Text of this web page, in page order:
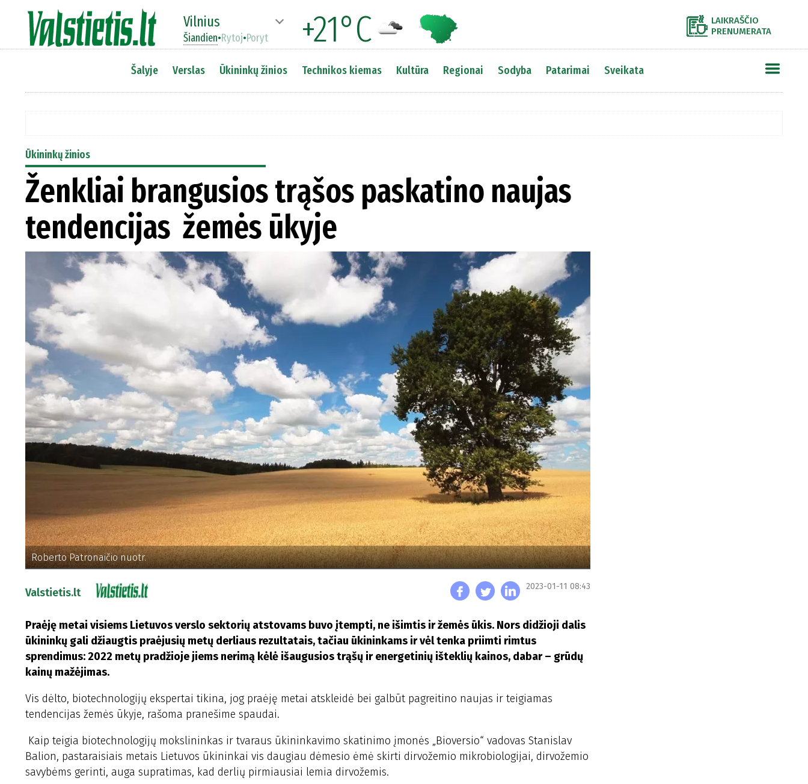
Vilnius +21°C
Šiandien•Rytoj•Poryt
LAIKRAŠČIO
PRENUMERATA
Šalyje Verslas Ūkininkų žinios Technikos kiemas Kultūra Regionai Sodyba Patarimai Sveikata
Ūkininkų žinios
Ženkliai brangusios trąšos paskatino naujas
tendencijas žemės ūkyje
Roberto Patronaičio nuotr.
Valstietis.lt 2023-01-11 08:43
Praėję metai visiems Lietuvos verslo sektorių atstovams buvo įtempti, ne išimtis ir žemės ūkis. Nors didžioji dalis
ūkininkų gali džiaugtis praėjusių metų derliaus rezultatais, tačiau ūkininkams ir vėl tenka priimti rimtus
sprendimus: 2022 metų pradžioje jiems nerimą kėlė išaugusios trąšų ir energetinių išteklių kainos, dabar – grūdų
kainų mažėjimas.
Vis dėlto, biotechnologijų ekspertai tikina, jog praėję metai atskleidė bei galbūt pagreitino naujas ir teigiamas
tendencijas žemės ūkyje, rašoma pranešime spaudai.
Kaip teigia biotechnologijų mokslininkas ir tvaraus ūkininkavimo skatinimo įmonės „Bioversio“ vadovas Stanislav
Balion, pastaraisiais metais Lietuvos ūkininkai vis daugiau dėmesio ėmė skirti dirvožemio mikrobiologijai, dirvožemio
savybėms gerinti, auga supratimas, kad derlių pirmiausiai lemia dirvožemis.